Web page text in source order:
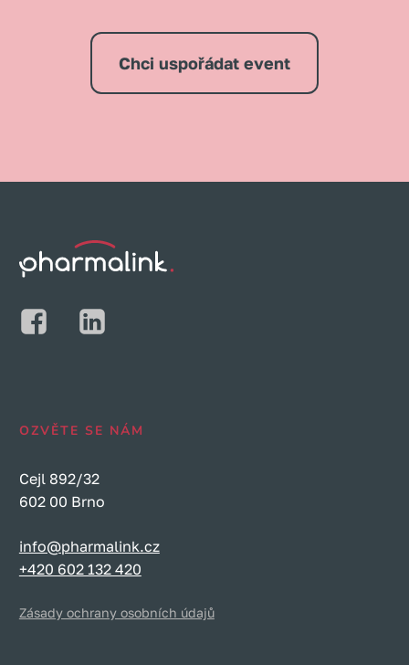
Chci uspořádat event
OZVĚTE SE NÁM
Cejl 892/32
602 00 Brno
info@pharmalink.cz
+420 602 132 420
Zásady ochrany osobních údajů